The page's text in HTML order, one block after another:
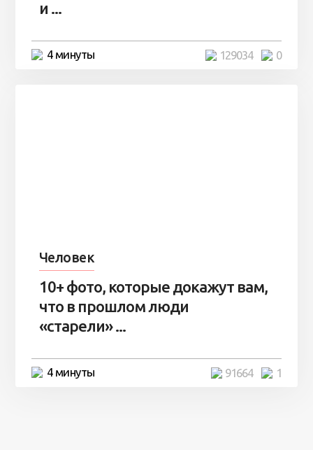
и ...
4 минуты 0
129034
Человек
10+ фото, которые докажут вам,
что в прошлом люди
«старели» ...
4 минуты 1
91664